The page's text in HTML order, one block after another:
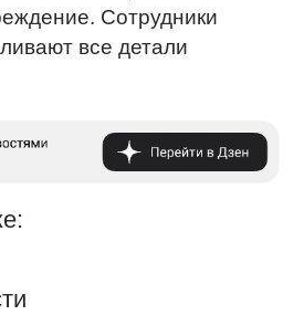
Сотрудники
все детали